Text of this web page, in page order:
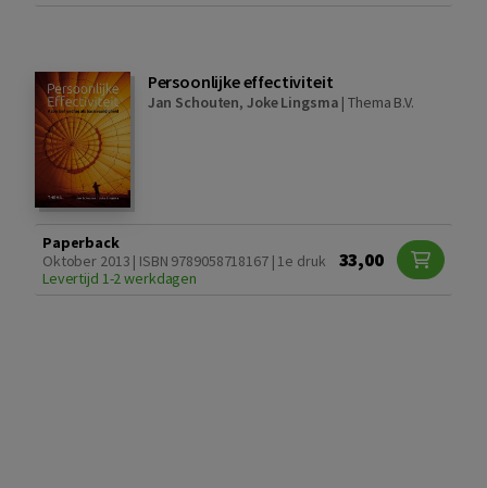
Persoonlijke effectiviteit
Jan Schouten, Joke Lingsma |Thema B.V.
Paperback
Oktober 2013 | ISBN 9789058718167 | 1e druk
Levertijd 1-2 werkdagen
33,00